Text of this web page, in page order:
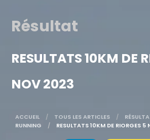
Résultat
RESULTATS 10KM DE
NOV 2023
ACCUEIL TOUS LES ARTICLES
RUNNING
ACTUELLE:
RESULTATS 10KM DE RIORGES